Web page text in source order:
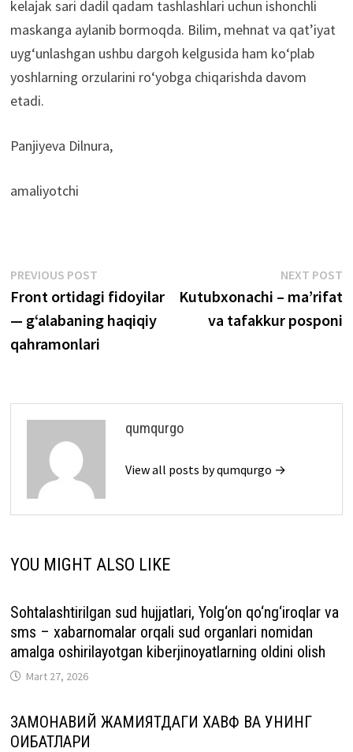
kelajak sari dadil qadam tashlashlari uchun ishonchli
maskanga aylanib bormoqda. Bilim, mehnat va qat’iyat
uyg‘unlashgan ushbu dargoh kelgusida ham ko‘plab
yoshlarning orzularini ro‘yobga chiqarishda davom
etadi.
Panjiyeva Dilnura,
amaliyotchi
Post
menyusi
PREVIOUS POSTPrevious
post:
Front ortidagi fidoyilar
— g‘alabaning haqiqiy
qahramonlari
NEXT POST
Kutubxonachi – maʼrifat
va tafakkur posponi
qumqurgo
View all posts by qumqurgo →
YOU MIGHT ALSO LIKE
Sohtalashtirilgan sud hujjatlari, Yolg‘on qo‘ng‘iroqlar va
sms – xabarnomalar orqali sud organlari nomidan
amalga oshirilayotgan kiberjinoyatlarning oldini olish
Mart 27, 2026
ЗАМОНАВИЙ ЖАМИЯТДАГИ ХАВФ ВА УНИНГ
ОҚИБАТЛАРИ